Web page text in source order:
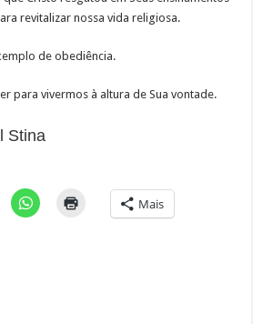
revitalizar nossa vida religiosa.
de obediência.
para vivermos à altura de Sua vontade.
Stina
Mais